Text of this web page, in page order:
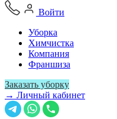
Войти
Уборка
Химчистка
Компания
Франшиза
Заказать уборку
→ Личный кабинет